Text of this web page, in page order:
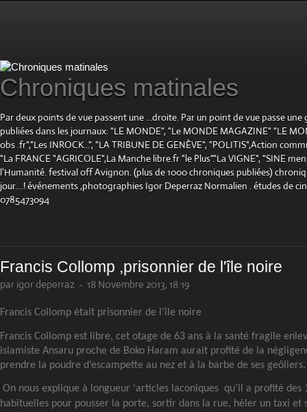
Chroniques matinales
Par deux points de vue passent une ...droite. Par un point de vue passe
publiées dans les journaux: "LE MONDE", "Le MONDE MAGAZINE" "LE
obs .fr","Les INROCK...", "LA TRIBUNE DE GENÈVE", "POLITIS",Action
"La FRANCE "AGRICOLE",La Manche libre.fr "le Plus"."La VIGNE", "SINE
l'Humanité. festival off Avignon. (plus de 1000 chroniques publiées)
jour....! événements ,photographies Igor Deperraz Normalien . études de
0785473094
Francis Collomp ,prisonnier de l'île noire
par igor deperraz - 18 Novembre 2013, 18:19
Francis Collomp était prisonnier de l’île noire
Francis Collomp est libre, cet otage de 63 ans à la santé fragile
islamiste Ansaru proche de Boko Haram aurait profité de la
prendre la poudre d’escampette au nez et à la barbe de ses geôliers.
On nous explique à longueur ‘articles laconiques qu’il a profité des
habituelles pour pousser la porte, sortir dans la rue, héler un taxi et